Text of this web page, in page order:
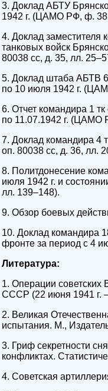
3. Доклад АБТУ
1942 г. (ЦАМО РФ, ф. 38,
4. Доклад заместителя
танковых войск
80038 сс, д. 35, лл.
5. Доклад штаба АБТВ
по 10 июля 1942 г.
6. Отчет командира 1
по 11.07.1942 г. (ЦАМО
7. Доклад командира 4
оп. 80038 сс, д. 36, лл.
8. Политдонесение
июля 1942 г. и
лл. 139–148).
9. Обзор боевых
10. Доклад командира
фронте за период с 4
Литература:
1. Операции
СССР (22 июня 1941 г.
2. Великая
испытания. М.,
3. Гриф секретности
конфликтах.
4. Советская